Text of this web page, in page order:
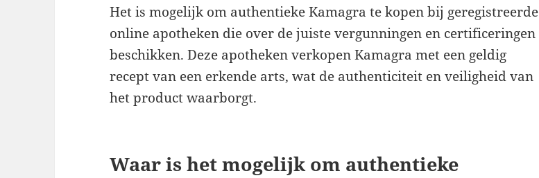
Het is mogelijk om authentieke Kamagra te kopen bij geregistreerde
online apotheken die over de juiste vergunningen en certificeringen
beschikken. Deze apotheken verkopen Kamagra met een geldig
recept van een erkende arts, wat de authenticiteit en veiligheid van
het product waarborgt.
Waar is het mogelijk om authentieke